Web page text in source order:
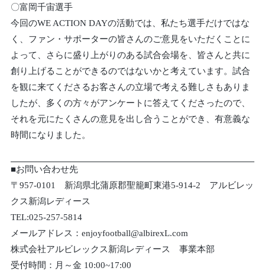
〇富岡千宙選手
今回のWE ACTION DAYの活動では、私たち選手だけではな
く、ファン・サポーターの皆さんのご意見をいただくことに
よって、さらに盛り上がりのある試合会場を、皆さんと共に
創り上げることができるのではないかと考えています。試合
を観に来てくださるお客さんの立場で考える難しさもありま
したが、多くの方々がアンケートに答えてくださったので、
それを元にたくさんの意見を出し合うことができ、有意義な
時間になりました。
■お問い合わせ先
〒957-0101 新潟県北蒲原郡聖籠町東港5-914-2 アルビレッ
クス新潟レディース
TEL:025-257-5814
メールアドレス：enjoyfootball@albirexL.com
株式会社アルビレックス新潟レディース 事業本部
受付時間：月～金 10:00~17:00